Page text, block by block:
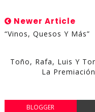
Newer Article
“Vinos, Quesos Y Más”
Toño, Rafa, Luis Y
La
BLOGGER